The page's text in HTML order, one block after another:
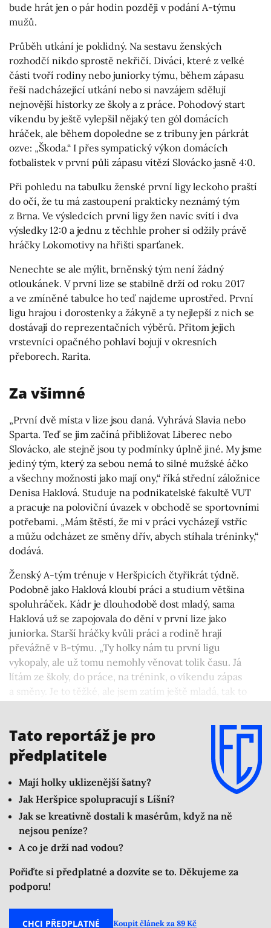
bude hrát jen o pár hodin později v podání A-týmu
mužů.
Průběh utkání je poklidný. Na sestavu ženských
rozhodčí nikdo sprostě nekřičí. Diváci, které z velké
části tvoří rodiny nebo juniorky týmu, během zápasu
řeší nadcházející utkání nebo si navzájem sdělují
nejnovější historky ze školy a z práce. Pohodový start
víkendu by ještě vylepšil nějaký ten gól domácích
hráček, ale během dopoledne se z tribuny jen párkrát
ozve: „Škoda.“ I přes sympatický výkon domácích
fotbalistek v první půli zápasu vítězí Slovácko jasně 4:0.
Při pohledu na tabulku ženské první ligy leckoho praští
do očí, že tu má zastoupení prakticky neznámý tým
z Brna. Ve výsledcích první ligy žen navíc svítí i dva
výsledky 12:0 a jednu z těchhle proher si odžily právě
hráčky Lokomotivy na hřišti sparťanek.
Nenechte se ale mýlit, brněnský tým není žádný
otloukánek. V první lize se stabilně drží od roku 2017
a ve zmíněné tabulce ho teď najdeme uprostřed. První
ligu hrajou i dorostenky a žákyně a ty nejlepší z nich se
dostávají do reprezentačních výběrů. Přitom jejich
vrstevníci opačného pohlaví bojují v okresních
přeborech. Rarita.
Za všimné
„První dvě místa v lize jsou daná. Vyhrává Slavia nebo
Sparta. Teď se jim začíná přibližovat Liberec nebo
Slovácko, ale stejně jsou ty podmínky úplně jiné. My jsme
jediný tým, který za sebou nemá to silné mužské áčko
a všechny možnosti jako mají ony,“ říká střední záložnice
Denisa Haklová. Studuje na podnikatelské fakultě VUT
a pracuje na poloviční úvazek v obchodě se sportovními
potřebami. „Mám štěstí, že mi v práci vycházejí vstříc
a můžu odcházet ze směny dřív, abych stíhala tréninky,“
dodává.
Ženský A-tým trénuje v Heršpicích čtyřikrát týdně.
Podobně jako Haklová kloubí práci a studium většina
spoluhráček. Kádr je dlouhodobě dost mladý, sama
Haklová už se zapojovala do dění v první lize jako
juniorka. Starší hráčky kvůli práci a rodině hrají
převážně v B-týmu. „Ty holky nám tu první ligu
vykopaly, ale už tomu nemohly věnovat tolik času. Já
lítám ze školy, do práce, na trénink, o víkendu zápas
a směny. Je to těžké, ale jsem zatím ještě mladá, tak to
Tato reportáž je pro
předplatitele
Mají holky uklizenější šatny?
Jak Heršpice spolupracují s Líšní?
Jak se kreativně dostali k masérům, když na ně
nejsou peníze?
A co je drží nad vodou?
Pořiďte si předplatné a dozvíte se to. Děkujeme za
podporu!
CHCI PŘEDPLATNÉ Koupit článek za 89 Kč